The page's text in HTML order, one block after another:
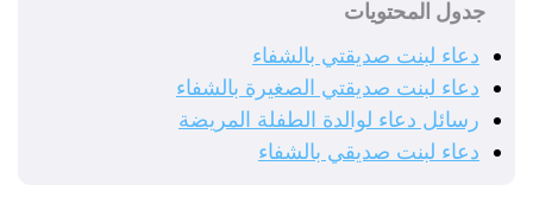
جدول المحتويات
دعاء لبنت صديقتي بالشفاء
دعاء لبنت صديقتي الصغيرة بالشفاء
رسائل دعاء لوالدة الطفلة المريضة
دعاء لبنت صديقي بالشفاء